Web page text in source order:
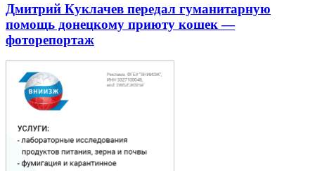
Дмитрий Куклачев передал гуманитарную
помощь донецкому приюту кошек —
фоторепортаж